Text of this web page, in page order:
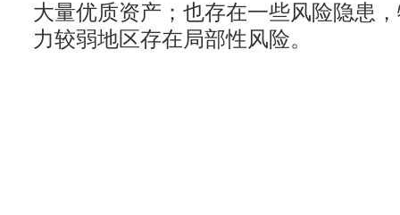
大量优质资产；也存在一些风险隐患
力较弱地区存在局部性风险。